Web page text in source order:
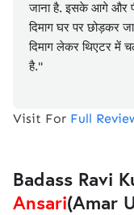
जाना है. इसके आगे और
दिमाग घर पर छोड़कर
दिमाग लेकर थिएटर में
है."
Visit For Full
Badass Ravi
Ansari(Amar